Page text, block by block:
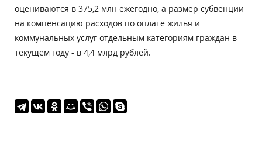
оцениваются в 375,2 млн ежегодно, а размер субвенции
на компенсацию расходов по оплате жилья и
коммунальных услуг отдельным категориям граждан в
текущем году - в 4,4 млрд рублей.